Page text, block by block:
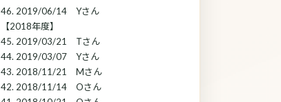
46. 2019/06/14 Yさん
【2018年度】
45. 2019/03/21 Tさん
44. 2019/03/07 Yさん
43. 2018/11/21 Mさん
42. 2018/11/14 Oさん